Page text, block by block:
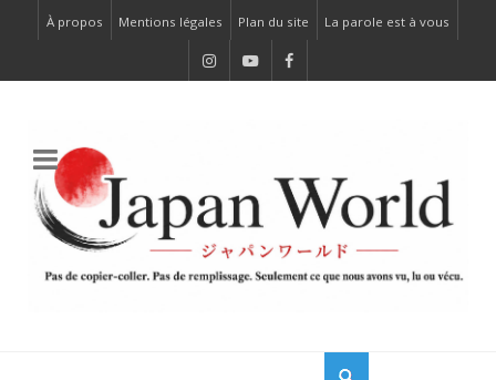
À propos Mentions légales Plan du site La parole est à vous